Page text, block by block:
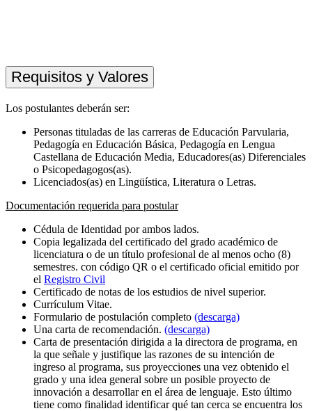
Requisitos y Valores
Los postulantes deberán ser:
Personas tituladas de las carreras de Educación Parvularia,
Pedagogía en Educación Básica, Pedagogía en Lengua
Castellana de Educación Media, Educadores(as) Diferenciales
o Psicopedagogos(as).
Licenciados(as) en Lingüística, Literatura o Letras.
Documentación requerida para postular
Cédula de Identidad por ambos lados.
Copia legalizada del certificado del grado académico de
licenciatura o de un título profesional de al menos ocho (8)
semestres. con código QR o el certificado oficial emitido por
el Registro Civil
Certificado de notas de los estudios de nivel superior.
Currículum Vitae.
Formulario de postulación completo (descarga)
Una carta de recomendación. (descarga)
Carta de presentación dirigida a la directora de programa, en
la que señale y justifique las razones de su intención de
ingreso al programa, sus proyecciones una vez obtenido el
grado y una idea general sobre un posible proyecto de
innovación a desarrollar en el área de lenguaje. Esto último
tiene como finalidad identificar qué tan cerca se encuentra los